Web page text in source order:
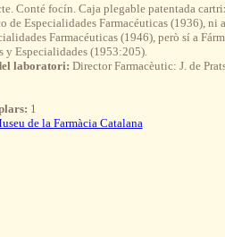
Conté focín. Caja plegable patentada
de Especialidades Farmacéuticas (1936), ni
Farmacéuticas (1946), però sí a
y Especialidades (1953:205).
laboratori: Director Farmacèutic: J. de
1
de la Farmàcia Catalana